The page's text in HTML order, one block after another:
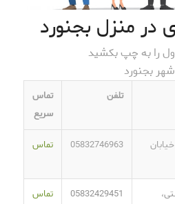
در منزل بجنورد
را به چپ بکشید
بجنورد
تلفن
تماس
سریع
05832746963 تماس
05832429451 تماس